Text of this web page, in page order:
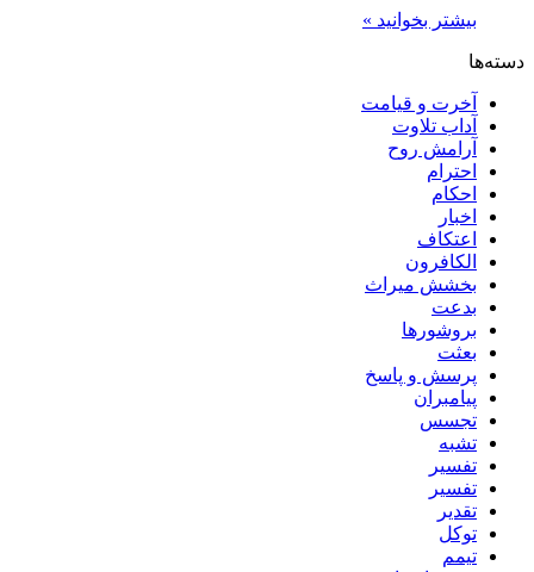
بیشتر بخوانید »
دسته‌ها
آخرت و قیامت
آداب تلاوت
آرامش روح
احترام
احکام
اخبار
اعتکاف
الکافرون
بخشش میراث
بدعت
بروشورها
بعثت
پرسش و پاسخ
پیامبران
تجسس
تشبه
تفسیر
تفسیر
تقدیر
توکل
تیمم